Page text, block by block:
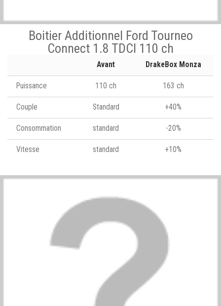
Boitier Additionnel Ford Tourneo
Connect 1.8 TDCI 110 ch
Avant DrakeBox Monza
Puissance 110 ch 163 ch
Couple Standard +40%
Consommation standard -20%
Vitesse standard +10%